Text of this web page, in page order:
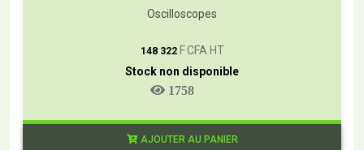
Oscilloscopes
148 322 F CFA HT
Stock non disponible
1758
AJOUTER AU PANIER